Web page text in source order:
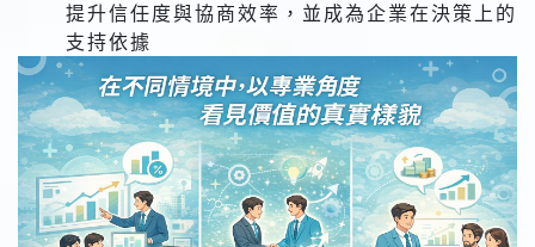
提升信任度與協商效率，並成為企業在決策上的
支持依據